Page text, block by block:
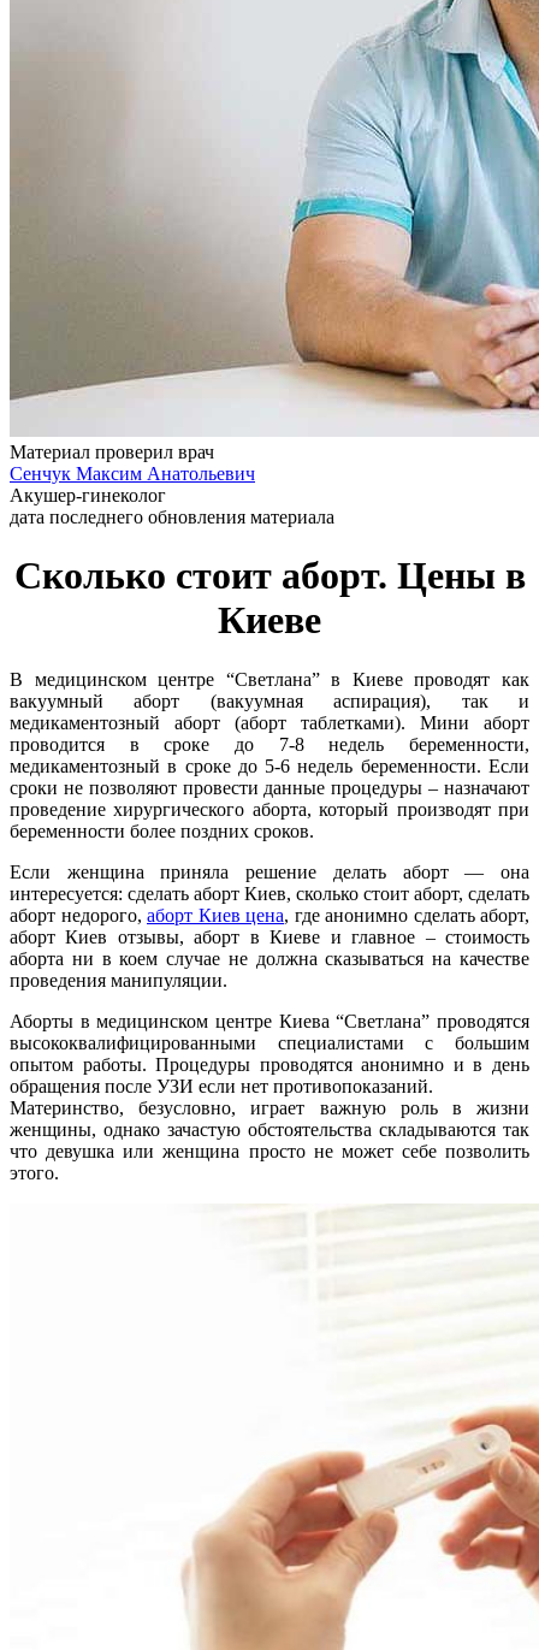
Материал проверил врач
Сенчук Максим Анатольевич
Акушер-гинеколог
дата последнего обновления материала
Сколько стоит аборт. Цены в
Киеве
В медицинском центре “Светлана” в Киеве проводят как
вакуумный аборт (вакуумная аспирация), так и
медикаментозный аборт (аборт таблетками). Мини аборт
проводится в сроке до 7-8 недель беременности,
медикаментозный в сроке до 5-6 недель беременности. Если
сроки не позволяют провести данные процедуры – назначают
проведение хирургического аборта, который производят при
беременности более поздних сроков.
Если женщина приняла решение делать аборт — она
интересуется: сделать аборт Киев, сколько стоит аборт, сделать
аборт недорого, аборт Киев цена, где анонимно сделать аборт,
аборт Киев отзывы, аборт в Киеве и главное – стоимость
аборта ни в коем случае не должна сказываться на качестве
проведения манипуляции.
Аборты в медицинском центре Киева “Светлана” проводятся
высококвалифицированными специалистами с большим
опытом работы. Процедуры проводятся анонимно и в день
обращения после УЗИ если нет противопоказаний.
Материнство, безусловно, играет важную роль в жизни
женщины, однако зачастую обстоятельства складываются так
что девушка или женщина просто не может себе позволить
этого.